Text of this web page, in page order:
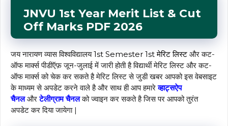
JNVU 1st Year Merit List & Cut
Off Marks PDF 2026
जय नारायण व्यास विश्वविद्यालय1st Semester 1st मेरिट लिस्ट और कट-
ऑफ मार्क्स पीडीऍफ़ जून-जुलाई में जारी होती है विद्यार्थी मेरिट लिस्ट और कट-
ऑफ मार्क्स को चेक कर सकते है मेरिट लिस्ट से जुडी खबर आपको इस वेबसाइट
के माध्यम से अपडेट करने वाले है और साथ ही आप हमारेव्हाट्सऐप
चैनलऔरटेलीग्राम चैनलको ज्वाइन कर सकते है जिस पर आपको तुरंत
अपडेट कर दिया जायेगा |